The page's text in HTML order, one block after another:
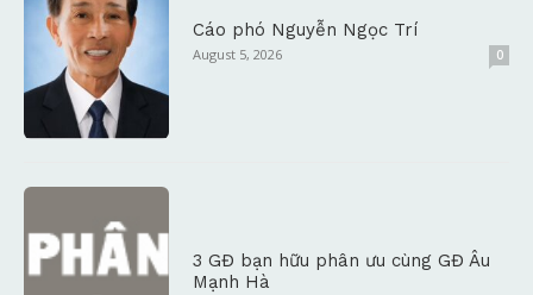
Cáo phó Nguyễn Ngọc Trí
August 5, 2026 0
3 GĐ bạn hữu phân ưu cùng GĐ Âu
Mạnh Hà